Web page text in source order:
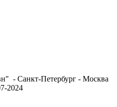
- Санкт-Петербург - Москва
2024